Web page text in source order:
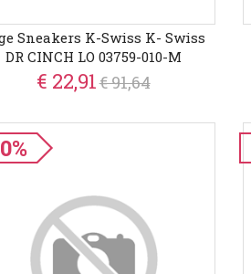
Sneakers K-Swiss K- Swiss
DR CINCH LO 03759-010-M
€ 22,91€ 91,64